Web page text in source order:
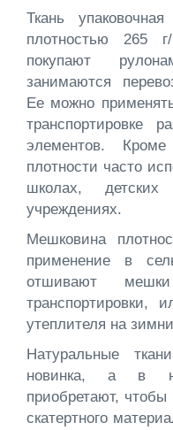
Ткань
плотностью 265
покупают
занимаются
Ее можно
транспортировке
элементов.
плотности часто
школах, детских
учреждениях.
Мешковина
применение в
отшивают
транспортировки,
утеплителя на
Натуральные
новинка, а в
приобретают, чтобы
скатертного